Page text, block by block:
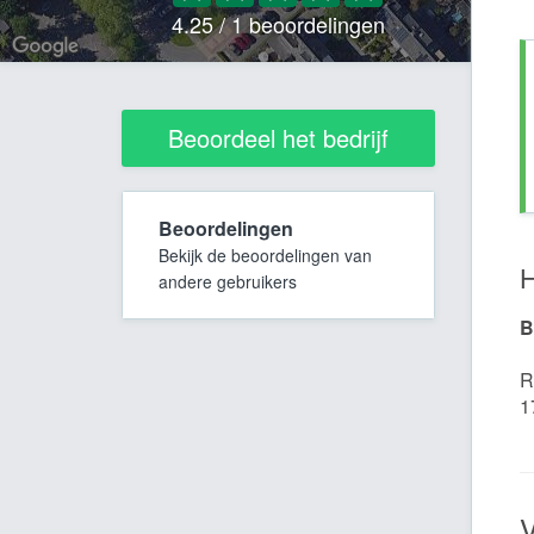
4.25 / 1 beoordelingen
Beoordeel het bedrijf
Beoordelingen
Bekijk de beoordelingen van
andere gebruikers